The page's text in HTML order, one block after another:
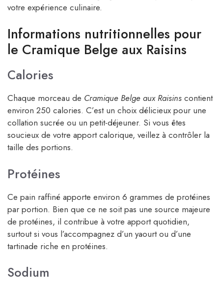
votre expérience culinaire.
Informations nutritionnelles pour
le Cramique Belge aux Raisins
Calories
Chaque morceau de Cramique Belge aux Raisins contient
environ 250 calories. C’est un choix délicieux pour une
collation sucrée ou un petit-déjeuner. Si vous êtes
soucieux de votre apport calorique, veillez à contrôler la
taille des portions.
Protéines
Ce pain raffiné apporte environ 6 grammes de protéines
par portion. Bien que ce ne soit pas une source majeure
de protéines, il contribue à votre apport quotidien,
surtout si vous l’accompagnez d’un yaourt ou d’une
tartinade riche en protéines.
Sodium